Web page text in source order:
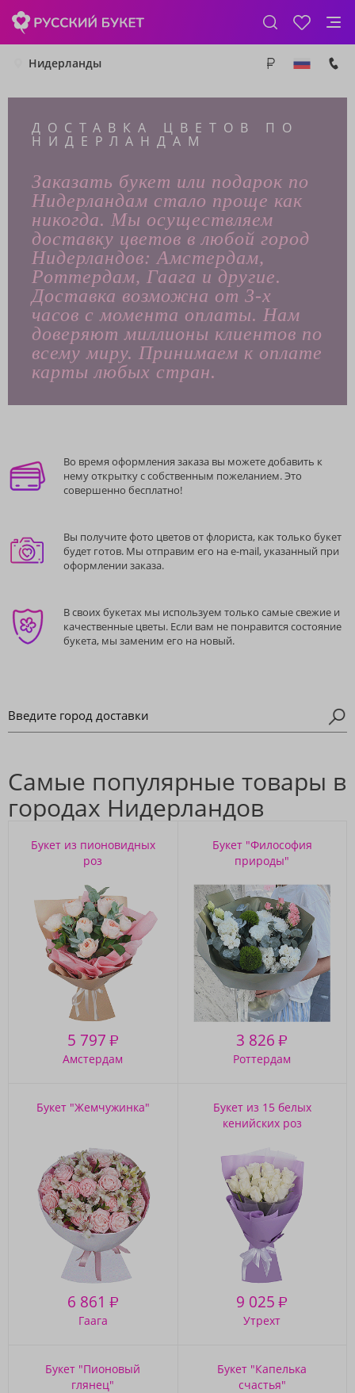
Нидерланды
ДОСТАВКА ЦВЕТОВ ПО
НИДЕРЛАНДАМ
Заказать букет или подарок по
Нидерландам стало проще как
никогда. Мы осуществляем
доставку цветов в любой город
Нидерландов: Амстердам,
Роттердам, Гаага и другие.
Доставка возможна от 3-х
часов с момента оплаты. Нам
доверяют миллионы клиентов по
всему миру. Принимаем к оплате
карты любых стран.
Во время оформления заказа вы можете добавить к
нему открытку с собственным пожеланием. Это
совершенно бесплатно!
Вы получите фото цветов от флориста, как только букет
будет готов. Мы отправим его на e-mail, указанный при
оформлении заказа.
В своих букетах мы используем только самые свежие и
качественные цветы. Если вам не понравится состояние
букета, мы заменим его на новый.
Самые популярные товары в
городах Нидерландов
Букет из пионовидных
роз
5 797 ₽
Амстердам
Букет "Философия
природы"
3 826 ₽
Роттердам
Букет "Жемчужинка"
6 861 ₽
Гаага
Букет из 15 белых
кенийских роз
9 025 ₽
Утрехт
Букет "Пионовый
глянец"
Букет "Капелька
счастья"